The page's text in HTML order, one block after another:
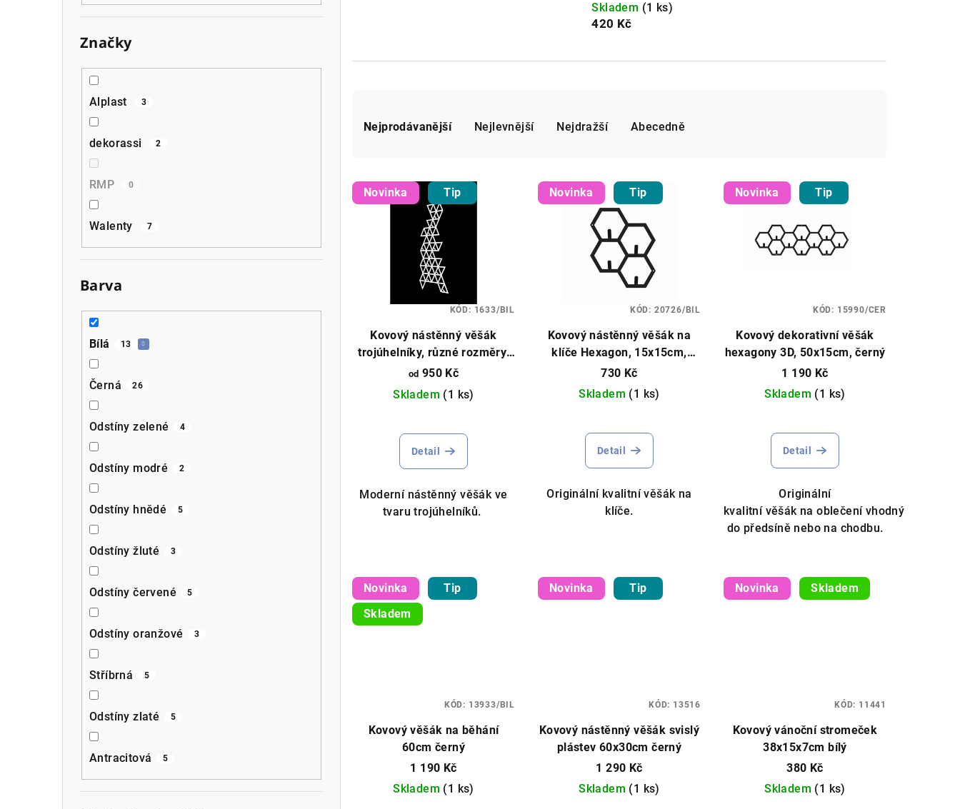
Značky
Alplast 3
dekorassi 2
RMP 0
Walenty 7
Barva
Bílá 13
Černá 26
Odstíny zelené 4
Odstíny modré 2
Odstíny hnědé 5
Odstíny žluté 3
Odstíny červené 5
Odstíny oranžové 3
Stříbrná 5
Odstíny zlaté 5
Antracitová 5
Skladem (1 ks)
420 Kč
a
e
d
Nejprodávanější Nejlevnější Nejdražší Abecedně
V
ý
r
ů
Novinka Tip
Kovový nástěnný věšák
trojúhelníky, různé rozměry,
různé barvy
od 950 Kč
Skladem (1 ks)
Detail
Moderní nástěnný věšák ve
tvaru trojúhelníků.
KÓD: 1633/BIL
Novinka Tip
Kovový nástěnný věšák na
klíče Hexagon, 15x15cm,
různé barvy
730 Kč
Skladem (1 ks)
Detail
Originální kvalitní věšák na
klíče.
KÓD: 20726/BIL
Novinka Tip
Kovový dekorativní věšák
hexagony 3D, 50x15cm, černý
1 190 Kč
Skladem (1 ks)
Detail
Originální
kvalitní věšák na oblečení vhodný
do předsíně nebo na chodbu.
KÓD: 15990/CER
Novinka
Tip
Skladem
Kovový věšák na běhání
60cm černý
1 190 Kč
Skladem (1 ks)
KÓD: 13933/BIL
Novinka Tip
Kovový nástěnný věšák svislý
plástev 60x30cm černý
1 290 Kč
Skladem (1 ks)
KÓD: 13516
Novinka Skladem
Kovový vánoční stromeček
38x15x7cm bílý
380 Kč
Skladem (1 ks)
KÓD: 11441